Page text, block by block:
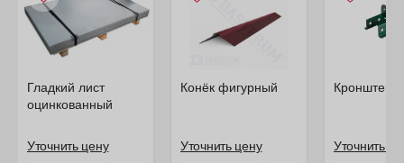
Гладкий лист
оцинкованный
Уточнить цену
Конёк фигурный
Уточнить цену
Кронштейн
Уточнить